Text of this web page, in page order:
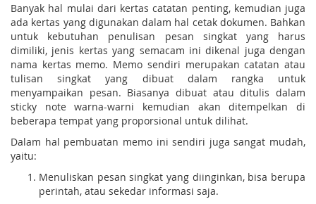
Banyak hal mulai dari kertas catatan penting, kemudian juga
ada kertas yang digunakan dalam hal cetak dokumen. Bahkan
untuk kebutuhan penulisan pesan singkat yang harus
dimiliki, jenis kertas yang semacam ini dikenal juga dengan
nama kertas memo. Memo sendiri merupakan catatan atau
tulisan singkat yang dibuat dalam rangka untuk
menyampaikan pesan. Biasanya dibuat atau ditulis dalam
sticky note warna-warni kemudian akan ditempelkan di
beberapa tempat yang proporsional untuk dilihat.
Dalam hal pembuatan memo ini sendiri juga sangat mudah,
yaitu:
Menuliskan pesan singkat yang diinginkan, bisa berupa
perintah, atau sekedar informasi saja.